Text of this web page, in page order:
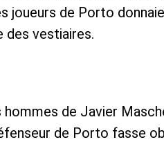
joueurs de Porto
des vestiaires.
de Javier
de Porto fasse